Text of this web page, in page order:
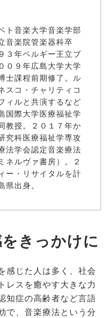
ト音楽大学音楽学部
音楽院管楽器科卒
３年ベルギー王立ブ
０９年広島大学大学
士課程前期修了。ル
スコ・チャリティコ
ィルと共演するなど
国際大学医療福祉学
教授。２０１７年か
究科医療福祉学専攻
法学会認定音楽療法
ネルヴァ書房）。２
ー・リサイタルを計
県出身。
きっかけに
感じた人は多く、社会
レスを癒やす大きな力
知症の高齢者など言語
で、音楽療法という分